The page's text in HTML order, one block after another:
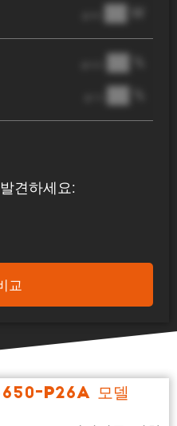
견하세요:
교
██ W
██ %
██ %
P26A 모델